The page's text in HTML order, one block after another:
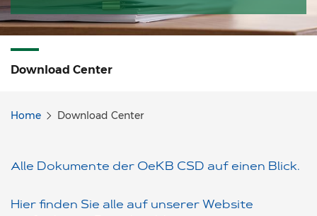
Download Center
Home Download Center
Alle Dokumente der OeKB CSD auf einen Blick.
Hier finden Sie alle auf unserer Website